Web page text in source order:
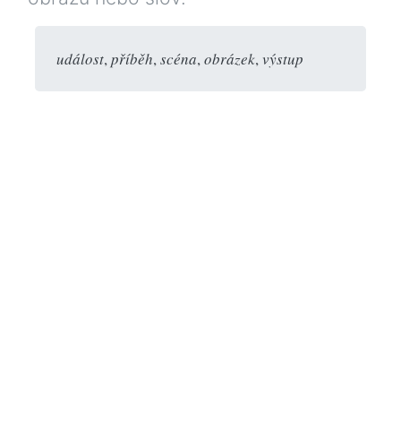
událost,příběh,scéna,obrázek,výstup